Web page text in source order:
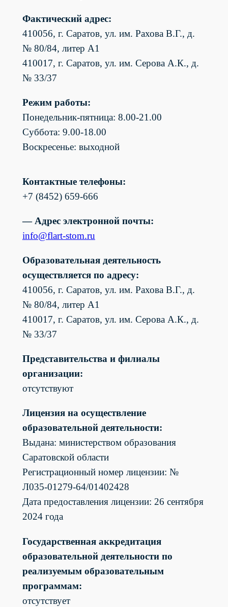
Фактический адрес:
410056, г. Саратов, ул. им. Рахова В.Г., д.
№ 80/84, литер А1
410017, г. Саратов, ул. им. Серова А.К., д.
№ 33/37
Режим работы:
Понедельник-пятница: 8.00-21.00
Суббота: 9.00-18.00
Воскресенье: выходной
Контактные телефоны:
+7 (8452) 659-666
— Адрес электронной почты:
info@flart-stom.ru
Образовательная деятельность
осуществляется по адресу:
410056, г. Саратов, ул. им. Рахова В.Г., д.
№ 80/84, литер А1
410017, г. Саратов, ул. им. Серова А.К., д.
№ 33/37
Представительства и филиалы
организации:
отсутствуют
Лицензия на осуществление
образовательной деятельности:
Выдана: министерством образования
Саратовской области
Регистрационный номер лицензии: №
Л035-01279-64/01402428
Дата предоставления лицензии: 26 сентября
2024 года
Государственная аккредитация
образовательной деятельности по
реализуемым образовательным
программам:
отсутствует